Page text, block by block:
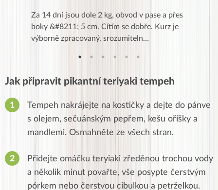
Za 14 dní jsou dole 2 kg, obvod v pase a přes
boky &#8211; 5 cm. Cítím se dobře. Kurz je
výborně zpracovaný, srozumiteln…
Jak připravit pikantní teriyaki tempeh
Tempeh nakrájejte na kostičky a dejte do pánve
s olejem, sečuánským pepřem, kešu oříšky a
mandlemi. Osmahněte ze všech stran.
Přidejte omáčku teryiaki zředěnou trochou vody
a několik minut povařte, vše posypte čerstvým
pórkem nebo čerstvou cibulkou a petrželkou.